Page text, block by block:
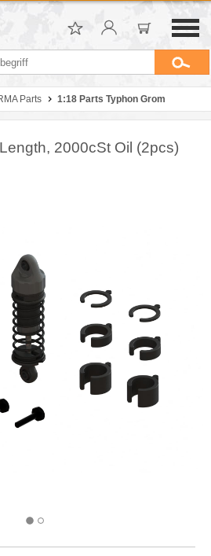
Parts 1:18 Parts Typhon Grom
2000cSt Oil (2pcs)